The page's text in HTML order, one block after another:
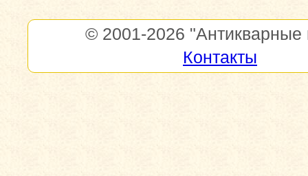
© 2001-2026 "Антикварные
Контакты